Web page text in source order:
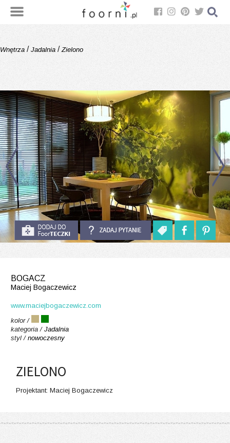
Wnętrza / Jadalnia / Zielono
BOGACZ
Maciej Bogaczewicz
www.maciejbogaczewicz.com
kolor /
kategoria / Jadalnia
styl / nowoczesny
ZIELONO
Projektant: Maciej Bogaczewicz